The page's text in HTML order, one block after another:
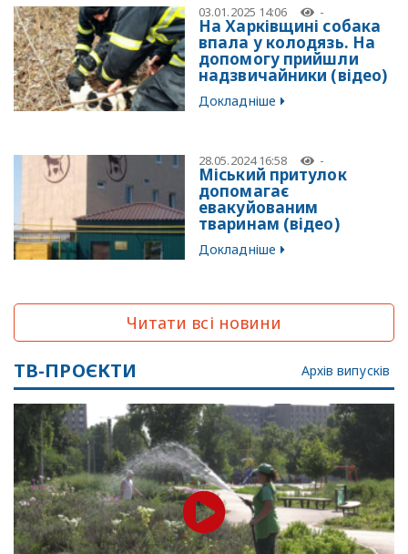
03.01.2025 14:06 -
На Харківщині собака
впала у колодязь. На
допомогу прийшли
надзвичайники (відео)
Докладніше
28.05.2024 16:58 -
Міський притулок
допомагає
евакуйованим
тваринам (відео)
Докладніше
Читати всі новини
ТВ-ПРОЄКТИ Архів випусків